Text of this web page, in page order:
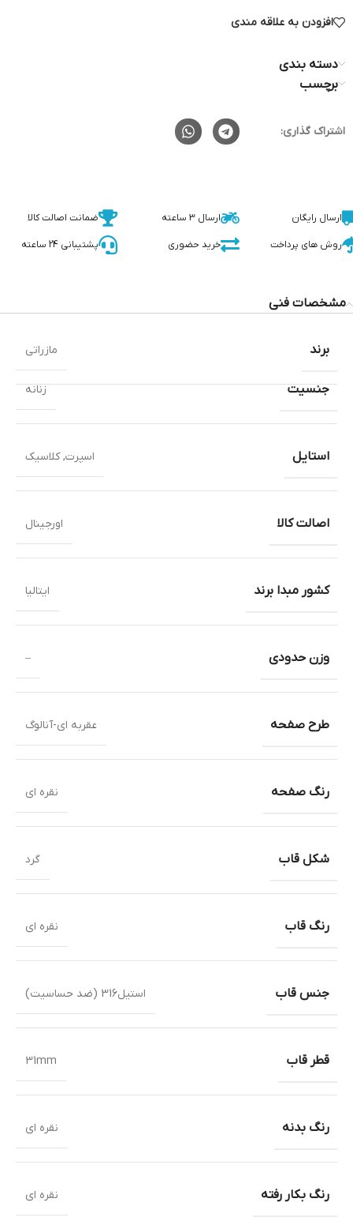
افزودن به علاقه مندی
دسته بندی
برچسب
اشتراک گذاری:
ارسال رایگان ارسال 3 ساعته ضمانت اصالت کالا
روش های پرداخت خرید حضوری پشتیبانی 24 ساعته
مشخصات فنی
جنسیت زنانه
استایل اسپرت,کلاسیک
اصالت کالا اورجینال
کشور مبدا برند ایتالیا
وزن حدودی –
طرح صفحه عقربه ای-آنالوگ
رنگ صفحه نقره ای
شکل قاب گرد
رنگ قاب نقره ای
جنس قاب استیل316 (ضد حساسیت)
قطر قاب 31mm
رنگ بدنه نقره ای
رنگ بکار رفته نقره ای
برند مازراتی